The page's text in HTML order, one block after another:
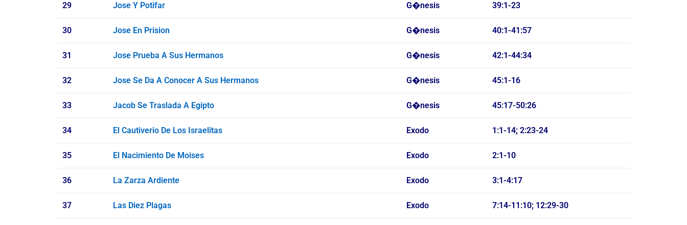
29 Jose Y Potifar G�nesis 39:1-23
30 Jose En Prision G�nesis 40:1-41:57
31 Jose Prueba A Sus Hermanos G�nesis 42:1-44:34
32 Jose Se Da A Conocer A Sus Hermanos G�nesis 45:1-16
33 Jacob Se Traslada A Egipto G�nesis 45:17-50:26
34 El Cautiverio De Los Israelitas Exodo 1:1-14; 2:23-24
35 El Nacimiento De Moises Exodo 2:1-10
36 La Zarza Ardiente Exodo 3:1-4:17
37 Las Diez Plagas Exodo 7:14-11:10; 12:29-30